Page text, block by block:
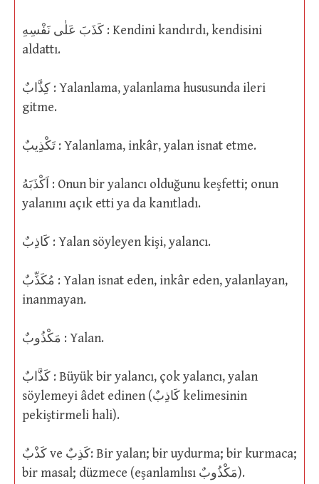
كَذَبَ عَلٰى نَفْسِهِ : Kendini kandırdı, kendisini
aldattı.
كِذَّابٌ : Yalanlama, yalanlama hususunda ileri
gitme.
تَكْذِيبٌ : Yalanlama, inkâr, yalan isnat etme.
اَكْذَبَهُ : Onun bir yalancı olduğunu keşfetti; onun
yalanını açık etti ya da kanıtladı.
كَاذِبٌ : Yalan söyleyen kişi, yalancı.
مُكَذِّبٌ : Yalan isnat eden, inkâr eden, yalanlayan,
inanmayan.
مَكْذُوبٌ : Yalan.
كَذَّابٌ : Büyük bir yalancı, çok yalancı, yalan
söylemeyi âdet edinen (كَاذِبٌ kelimesinin
pekiştirmeli hali).
كَذْبٌ ve كَذِبٌ: Bir yalan; bir uydurma; bir kurmaca;
bir masal; düzmece (eşanlamlısı مَكْذُوبٌ).